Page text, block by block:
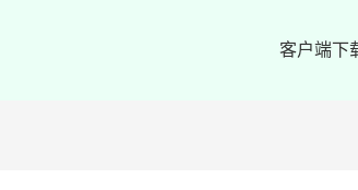
客户端下